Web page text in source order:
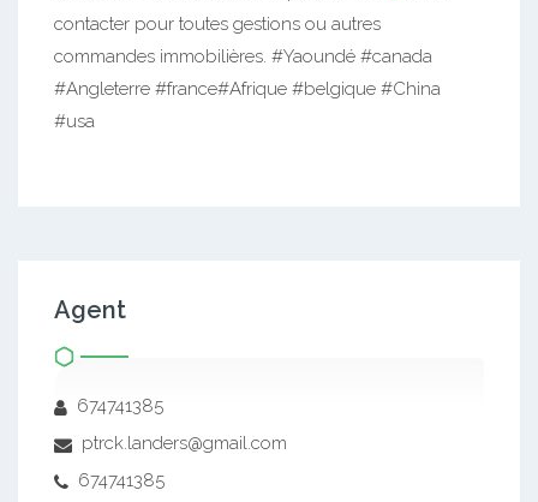
contacter pour toutes gestions ou autres
commandes immobilières. #Yaoundé #canada
#Angleterre #france#Afrique #belgique #China
#usa
Agent
674741385
ptrck.landers@gmail.com
674741385